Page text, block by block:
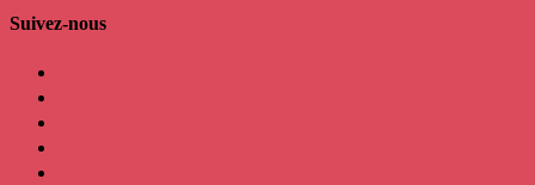
Suivez-nous